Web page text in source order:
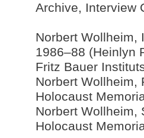
Archive, Interview
Norbert Wollheim,
1986–88 (Heinlyn
Fritz Bauer
Norbert Wollheim,
Holocaust
Norbert Wollheim,
Holocaust